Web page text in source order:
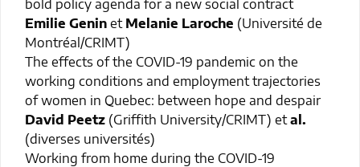
bold policy agenda for a new social contract
Emilie Genin et Melanie Laroche (Université de
Montréal/CRIMT)
The effects of the COVID-19 pandemic on the
working conditions and employment trajectories
of women in Quebec: between hope and despair
David Peetz (Griffith University/CRIMT) etal.
(diverses universités)
Working from home during the COVID-19